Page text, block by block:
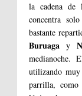
la cadena de
concentra
bastante
Buruaga y
medianoche.
utilizando
parrilla, como